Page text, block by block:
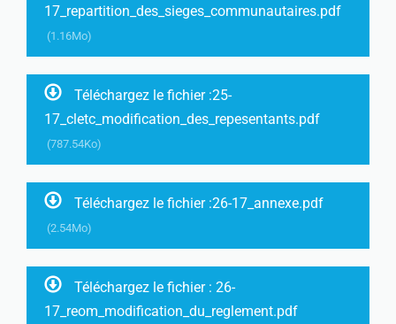
17_repartition_des_sieges_communautaires.pdf
(1.16Mo)
Téléchargez le fichier :25-
17_cletc_modification_des_repesentants.pdf
(787.54Ko)
Téléchargez le fichier :26-17_annexe.pdf
(2.54Mo)
Téléchargez le fichier : 26-
17_reom_modification_du_reglement.pdf